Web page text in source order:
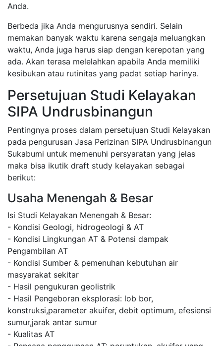
Anda.
Berbeda jika Anda mengurusnya sendiri. Selain
memakan banyak waktu karena sengaja meluangkan
waktu, Anda juga harus siap dengan kerepotan yang
ada. Akan terasa melelahkan apabila Anda memiliki
kesibukan atau rutinitas yang padat setiap harinya.
Persetujuan Studi Kelayakan
SIPA Undrusbinangun
Pentingnya proses dalam persetujuan Studi Kelayakan
pada pengurusan Jasa Perizinan SIPA Undrusbinangun
Sukabumi untuk memenuhi persyaratan yang jelas
maka bisa ikutik draft study kelayakan sebagai
berikut:
Usaha Menengah & Besar
Isi Studi Kelayakan Menengah & Besar:
- Kondisi Geologi, hidrogeologi & AT
- Kondisi Lingkungan AT & Potensi dampak
Pengambilan AT
- Kondisi Sumber & pemenuhan kebutuhan air
masyarakat sekitar
- Hasil pengukuran geolistrik
- Hasil Pengeboran eksplorasi: lob bor,
konstruksi,parameter akuifer, debit optimum, efesiensi
sumur,jarak antar sumur
- Kualitas AT